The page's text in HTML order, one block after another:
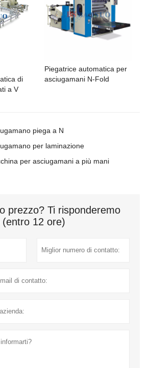
di
a V
Piegatrice automatica per
asciugamani N-Fold
piega a N
per laminazione
per asciugamani a più mani
prezzo? Ti risponderemo
12 ore)